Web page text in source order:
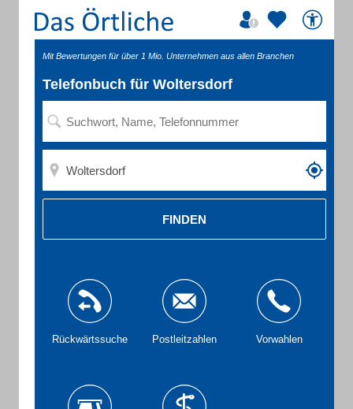
Mit Bewertungen für über 1 Mio. Unternehmen aus allen Branchen
Telefonbuch für Woltersdorf
FINDEN
Rückwärtssuche Postleitzahlen Vorwahlen